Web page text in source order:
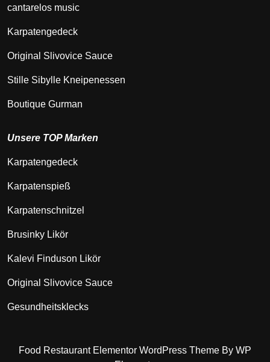
cantarelos music
Karpatengedeck
Original Slivovice Sauce
Stille Sibylle Kneipenessen
Boutique Gurman
Unsere TOP Marken
Karpatengedeck
Karpatenspieß
Karpatenschnitzel
Brusinky Likör
Kalevi Finduson Likör
Original Slivovice Sauce
Gesundheitsklecks
Food Restaurant Elementor WordPress Theme By WP